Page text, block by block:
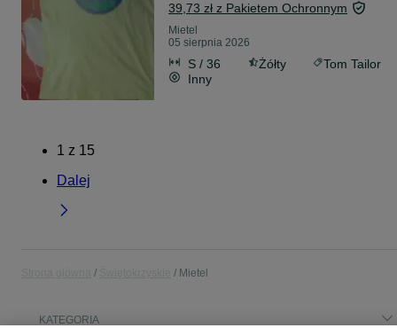
39,73 zł z Pakietem Ochronnym
Mietel
05 sierpnia 2026
S / 36 Żółty
Tom Tailor
Inny
1 z 15
Dalej
Mietel
KATEGORIA